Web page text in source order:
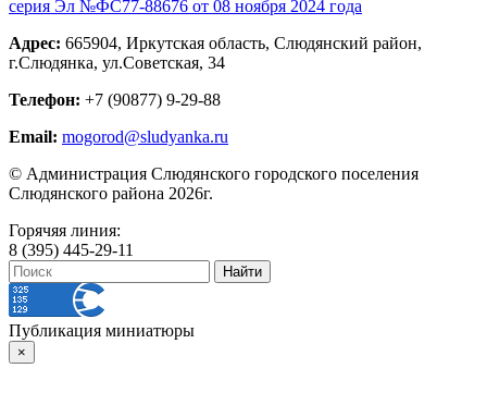
серия Эл №ФС77-88676 от 08 ноября 2024 года
Адрес: 665904, Иркутская область, Слюдянский район,
г.Слюдянка, ул.Советская, 34
Телефон: +7 (90877) 9-29-88
Email: mogorod@sludyanka.ru
© Администрация Слюдянского городского поселения
Слюдянского района 2026г.
Горячяя линия:
8 (395) 445-29-11
Публикация миниатюры
×